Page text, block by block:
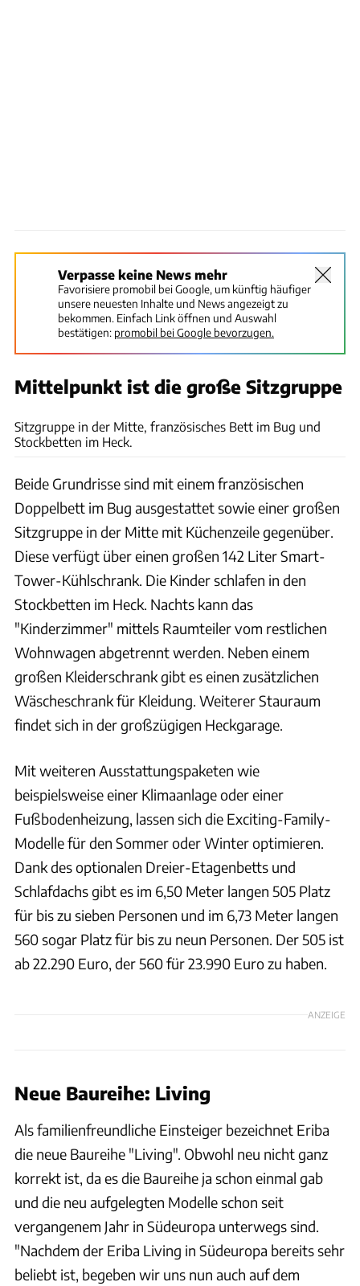
Verpasse keine News mehr
Favorisiere promobil bei Google, um künftig häufiger
unsere neuesten Inhalte und News angezeigt zu
bekommen. Einfach Link öffnen und Auswahl
bestätigen: promobil bei Google bevorzugen.
Mittelpunkt ist die große Sitzgruppe
Hymer Eriba
Sitzgruppe in der Mitte, französisches Bett im Bug und
Stockbetten im Heck.
Beide Grundrisse sind mit einem französischen
Doppelbett im Bug ausgestattet sowie einer großen
Sitzgruppe in der Mitte mit Küchenzeile gegenüber.
Diese verfügt über einen großen 142 Liter Smart-
Tower-Kühlschrank. Die Kinder schlafen in den
Stockbetten im Heck. Nachts kann das
"Kinderzimmer" mittels Raumteiler vom restlichen
Wohnwagen abgetrennt werden. Neben einem
großen Kleiderschrank gibt es einen zusätzlichen
Wäscheschrank für Kleidung. Weiterer Stauraum
findet sich in der großzügigen Heckgarage.
Mit weiteren Ausstattungspaketen wie
beispielsweise einer Klimaanlage oder einer
Fußbodenheizung, lassen sich die Exciting-Family-
Modelle für den Sommer oder Winter optimieren.
Dank des optionalen Dreier-Etagenbetts und
Schlafdachs gibt es im 6,50 Meter langen 505 Platz
für bis zu sieben Personen und im 6,73 Meter langen
560 sogar Platz für bis zu neun Personen. Der 505 ist
ab 22.290 Euro, der 560 für 23.990 Euro zu haben.
ANZEIGE
Neue Baureihe: Living
Als familienfreundliche Einsteiger bezeichnet Eriba
die neue Baureihe "Living". Obwohl neu nicht ganz
korrekt ist, da es die Baureihe ja schon einmal gab
und die neu aufgelegten Modelle schon seit
vergangenem Jahr in Südeuropa unterwegs sind.
"Nachdem der Eriba Living in Südeuropa bereits sehr
beliebt ist, begeben wir uns nun auch auf dem